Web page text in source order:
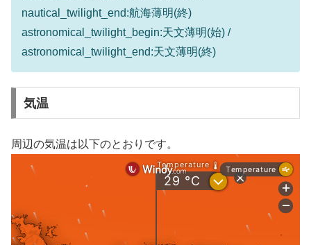
nautical_twilight_end:航海薄明(終)
astronomical_twilight_begin:天文薄明(始) /
astronomical_twilight_end:天文薄明(終)
気温
周辺の気温は以下のとおりです。